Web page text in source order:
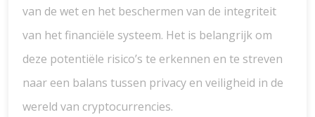
van de wet en het beschermen van de integriteit
van het financiële systeem. Het is belangrijk om
deze potentiële risico’s te erkennen en te streven
naar een balans tussen privacy en veiligheid in de
wereld van cryptocurrencies.